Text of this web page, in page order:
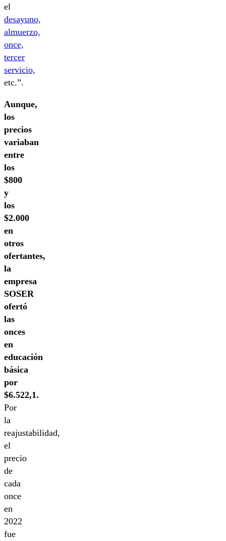
el
desayuno,
almuerzo,
once,
tercer
servicio,
etc.”.
Aunque,
los
precios
variaban
entre
los
$800
y
los
$2.000
en
otros
ofertantes,
la
empresa
SOSER
ofertó
las
onces
en
educación
básica
por
$6.522,1.
Por
la
reajustabilidad,
el
precio
de
cada
once
en
2022
fue